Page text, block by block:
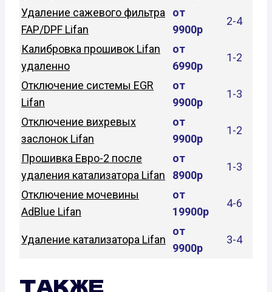
Удаление сажевого фильтра
FAP/DPF Lifan
от
9900р
2-4
Калибровка прошивок Lifan
удаленно
от
6990р
1-2
Отключение системы EGR
Lifan
от
9900р
1-3
Отключение вихревых
заслонок Lifan
от
9900р
1-2
Прошивка Евро-2 после
удаления катализатора Lifan
от
8900р
1-3
Отключение мочевины
AdBlue Lifan
от
19900р
4-6
Удаление катализатора Lifan
от
9900р
3-4
ТАКЖЕ